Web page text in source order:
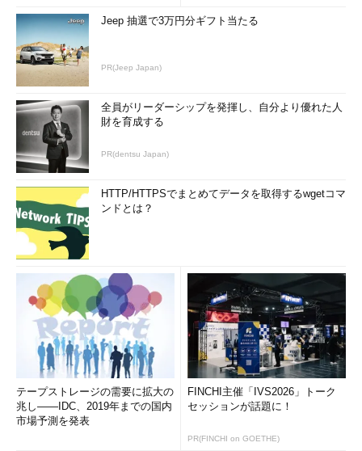
Jeep 抽選で3万円分ギフト当たる
PR(Jeep Japan)
全員がリーダーシップを発揮し、自分より優れた人
財を育成する
PR(dentsu Japan)
HTTP/HTTPSでまとめてデータを取得するwgetコマ
ンドとは？
テープストレージの需要に拡大の
兆し――IDC、2019年までの国内
市場予測を発表
FINCHI主催「IVS2026」トーク
セッションが話題に！
PR(FINCHI on GOETHE)